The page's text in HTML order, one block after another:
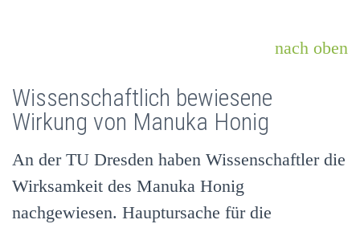
nach oben
Wissenschaftlich bewiesene
Wirkung von Manuka Honig
An der TU Dresden haben Wissenschaftler die
Wirksamkeit des Manuka Honig
nachgewiesen. Hauptursache für die